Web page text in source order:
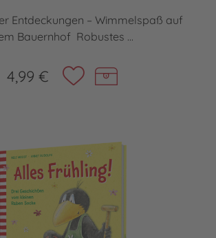
Entdeckungen – Wimmelspaß auf
Bauernhof Robustes ...
4,99 €